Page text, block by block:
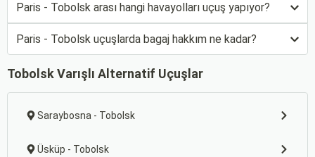
Paris - Tobolsk arası hangi havayolları uçuş yapıyor?
Paris - Tobolsk uçuşlarda bagaj hakkım ne kadar?
Tobolsk Varışlı Alternatif Uçuşlar
Saraybosna - Tobolsk
Üsküp - Tobolsk